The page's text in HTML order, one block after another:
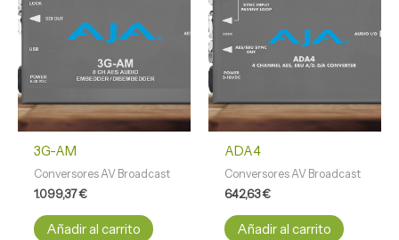
3G-AM
Conversores AV Broadcast
1.099,37€
Añadir al carrito
ADA4
Conversores AV Broadcast
642,63€
Añadir al carrito